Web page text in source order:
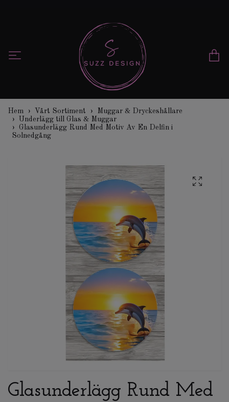
Hem Vårt Sortiment
Muggar & Dryckeshållare
Underlägg till Glas & Muggar
Glasunderlägg Rund Med Motiv Av En Delfin i
Solnedgång
Glasunderlägg Rund Med